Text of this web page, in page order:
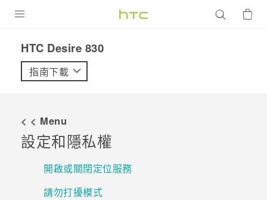
VIVE
配件
優惠專區
HTC Desire 830‎
指南下載
< < Menu
設定和隱私權
開啟或關閉定位服務
請勿打擾模式